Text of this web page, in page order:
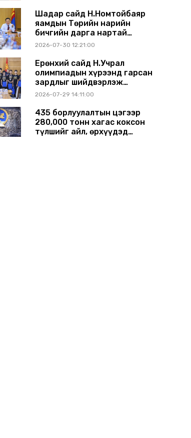
Шадар сайд Н.Номтойбаяр
яамдын Төрийн нарийн
бичгийн дарга нартай
шуурхай хуралдлаа
2026-07-30 12:21:00
Ерөнхий сайд Н.Учрал
олимпиадын хүрээнд гарсан
зардлыг шийдвэрлэж
өгөхөөр болов
2026-07-29 14:11:00
435 борлуулалтын цэгээр
280,000 тонн хагас коксон
түлшийг айл, өрхүүдэд